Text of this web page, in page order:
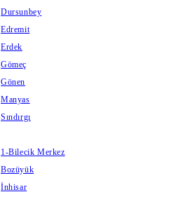
Dursunbey
Edremit
Erdek
Gömeç
Gönen
Manyas
Sındırgı
1-Bilecik Merkez
Bozüyük
İnhisar